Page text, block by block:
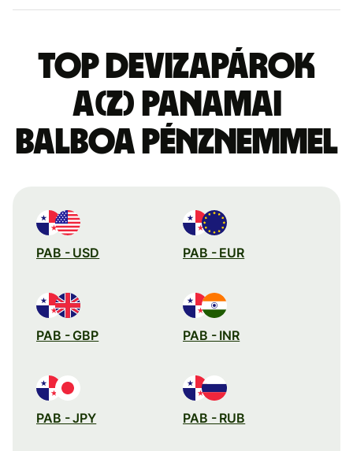
Top devizapárok
a(z) panamai
balboa pénznemmel
PAB - USD PAB - EUR
PAB - GBP PAB - INR
PAB - JPY PAB - RUB